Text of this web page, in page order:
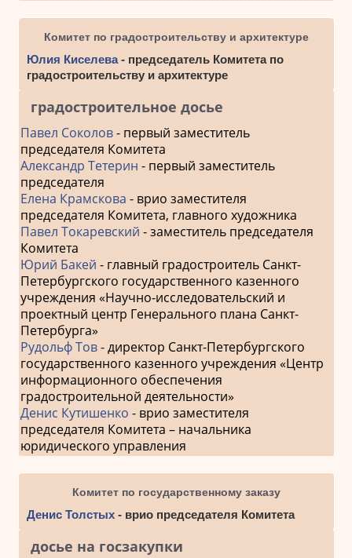
Комитет по градостроительству и архитектуре
Юлия Киселева- председатель Комитета по
градостроительству и архитектуре
градостроительное досье
Павел Соколов- первый заместитель
председателя Комитета
Александр Тетерин - первый заместитель
председателя
Елена Крамскова - врио заместителя
председателя Комитета, главного художника
Павел Токаревский - заместитель председателя
Комитета
Юрий Бакей - главный градостроитель Санкт-
Петербургского государственного казенного
учреждения «Научно-исследовательский и
проектный центр Генерального плана Санкт-
Петербурга»
Рудольф Тов- директор Санкт-Петербургского
государственного казенного учреждения «Центр
информационного обеспечения
градостроительной деятельности»
Денис Кутишенко - врио заместителя
председателя Комитета – начальника
юридического управления
Комитет по государственному заказу
Денис Толстых- врио председателя Комитета
досье на госзакупки